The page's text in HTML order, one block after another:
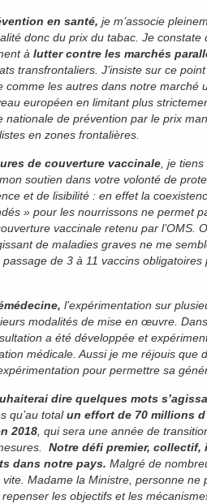
en santé, je m’associe
donc du prix du tabac. Je constate
à lutter contre les marchés
transfrontaliers. J’insiste sur ce
comme les autres dans notre marché
européen en limitant plus
nationale de prévention par le prix
en zones frontalières.
de couverture vaccinale , je
soutien dans votre volonté de
et de lisibilité : en effet la
» pour les nourrissons ne permet
vaccinale retenu par l’OMS.
de maladies graves ne me
de 3 à 11 vaccins obligatoires
l’expérimentation sur
modalités de mise en œuvre.
a été développée et
médicale. Aussi je me réjouis que
pour permettre sa
dire quelques mots
qu’au totalun effort de 70 millions
2018 , qui sera une année de
Notre défi premier, collectif,
dans notre pays. Malgré de
vite. Madame la Ministre, personne ne
les objectifs et les